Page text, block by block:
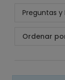
Preguntas y
Ordenar